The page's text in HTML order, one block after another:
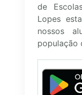
de
Lopes
nossos
população